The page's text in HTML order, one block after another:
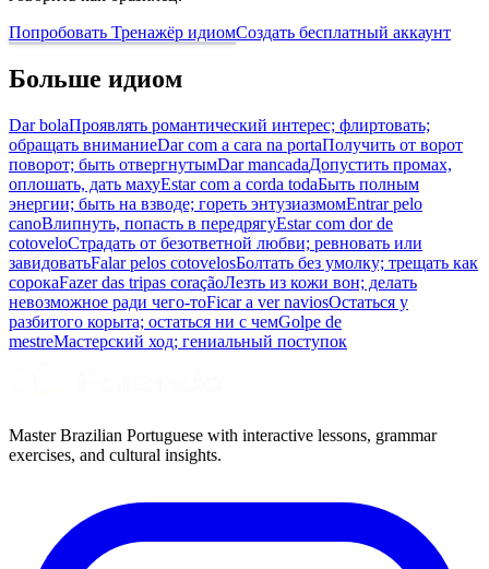
Попробовать Тренажёр идиомСоздать бесплатный аккаунт
Больше идиом
Dar bolaПроявлять романтический интерес; флиртовать;
обращать вниманиеDar com a cara na portaПолучить от ворот
поворот; быть отвергнутымDar mancadaДопустить промах,
оплошать, дать махуEstar com a corda todaБыть полным
энергии; быть на взводе; гореть энтузиазмомEntrar pelo
canoВлипнуть, попасть в передрягуEstar com dor de
cotoveloСтрадать от безответной любви; ревновать или
завидоватьFalar pelos cotovelosБолтать без умолку; трещать как
сорокаFazer das tripas coraçãoЛезть из кожи вон; делать
невозможное ради чего-тоFicar a ver naviosОстаться у
разбитого корыта; остаться ни с чемGolpe de
mestreМастерский ход; гениальный поступок
Master Brazilian Portuguese with interactive lessons, grammar
exercises, and cultural insights.